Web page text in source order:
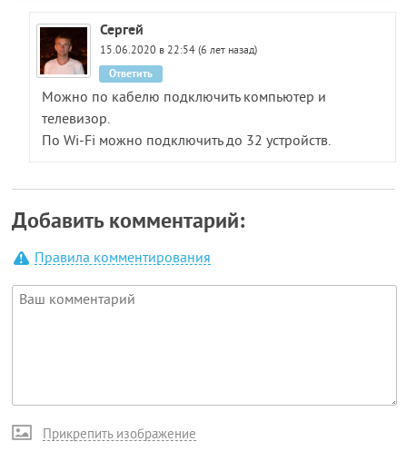
Сергей
15.06.2020 в 22:54 (6 лет назад)
Можно по кабелю подключить компьютер и
телевизор.
По Wi-Fi можно подключить до 32 устройств.
Ответить
Добавить комментарий:
Правила комментирования
Прикрепить изображение